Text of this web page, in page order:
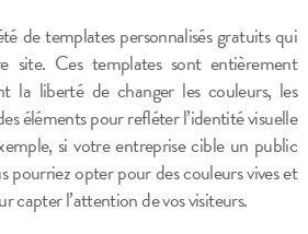
de templates personnalisés gratuits qui
site. Ces templates sont entièrement
la liberté de changer les couleurs, les
éléments pour refléter l’identité visuelle
si votre entreprise cible un public
pourriez opter pour des couleurs vives et
capter l’attention de vos visiteurs.